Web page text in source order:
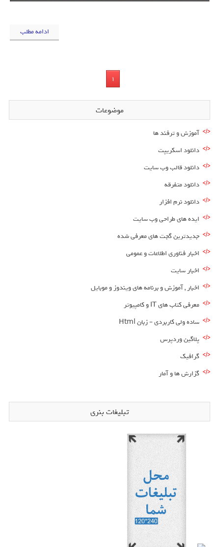
ادامه مطلب
1
موضوعات
آموزش و ترفند ها
دانلود اسکریپت
دانلود قالب وب سایت
دانلود متفرقه
دانلود نرم افزار
ایده های طراحی وب سایت
جدیدترین گجت های معرفی شده
اخبار فناوری اطلاعات و عمومی
اخبار سایت
اخبار , آموزش و برنامه های ویندوز و موبایل
معرفی کتاب های IT و کامپیوتر
ساده ولی کاربردی – زبان Html
پلاگین وردپرس
گرافیک
گزارش ها و آمار
تبلیغات بنری